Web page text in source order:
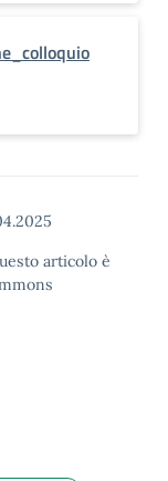
articolo è